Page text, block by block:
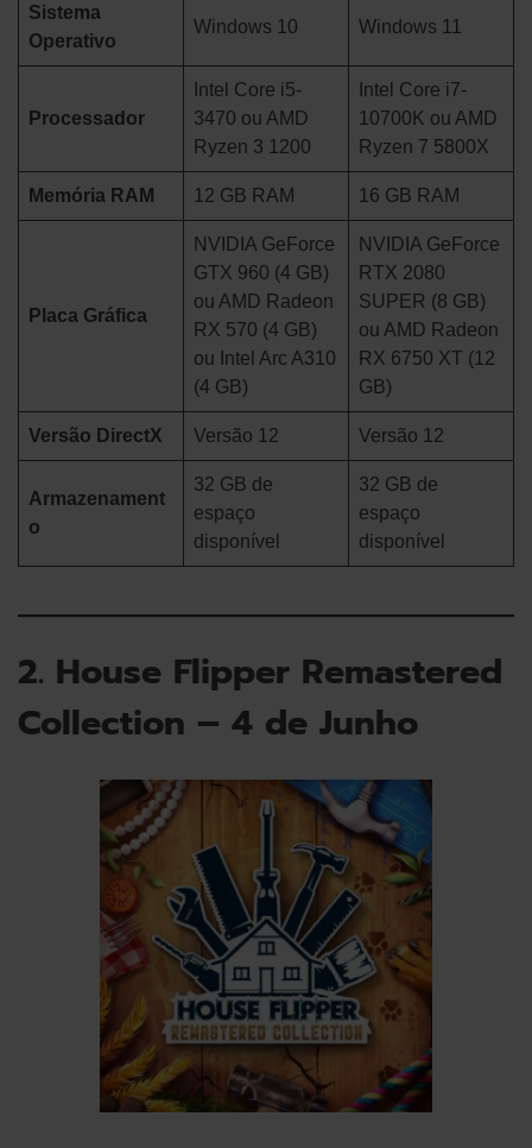
Sistema
Operativo
Windows 10 Windows 11
Processador
Intel Core i5-
3470 ou AMD
Ryzen 3 1200
Intel Core i7-
10700K ou AMD
Ryzen 7 5800X
Memória RAM 12 GB RAM 16 GB RAM
Placa Gráfica
NVIDIA GeForce
GTX 960 (4 GB)
ou AMD Radeon
RX 570 (4 GB)
ou Intel Arc A310
(4 GB)
NVIDIA GeForce
RTX 2080
SUPER (8 GB)
ou AMD Radeon
RX 6750 XT (12
GB)
Versão DirectX Versão 12 Versão 12
Armazenament
o
32 GB de
espaço
disponível
32 GB de
espaço
disponível
2. House Flipper Remastered
Collection – 4 de Junho